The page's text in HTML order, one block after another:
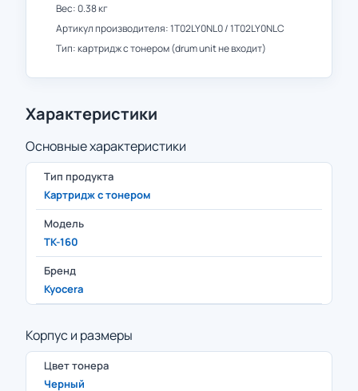
Вес: 0.38 кг
Артикул производителя: 1T02LY0NL0 / 1T02LY0NLC
Тип: картридж с тонером (drum unit не входит)
Характеристики
Основные характеристики
Тип продукта
Картридж с тонером
Модель
TK-160
Бренд
Kyocera
Корпус и размеры
Цвет тонера
Черный